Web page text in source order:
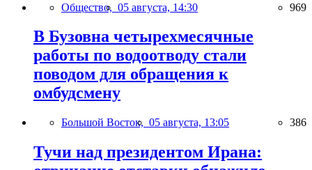
Общество, 05 августа, 14:30 969
В Бузовна четырехмесячные
работы по водоотводу стали
поводом для обращения к
омбудсмену
Большой Восток, 05 августа, 13:05 386
Тучи над президентом Ирана: